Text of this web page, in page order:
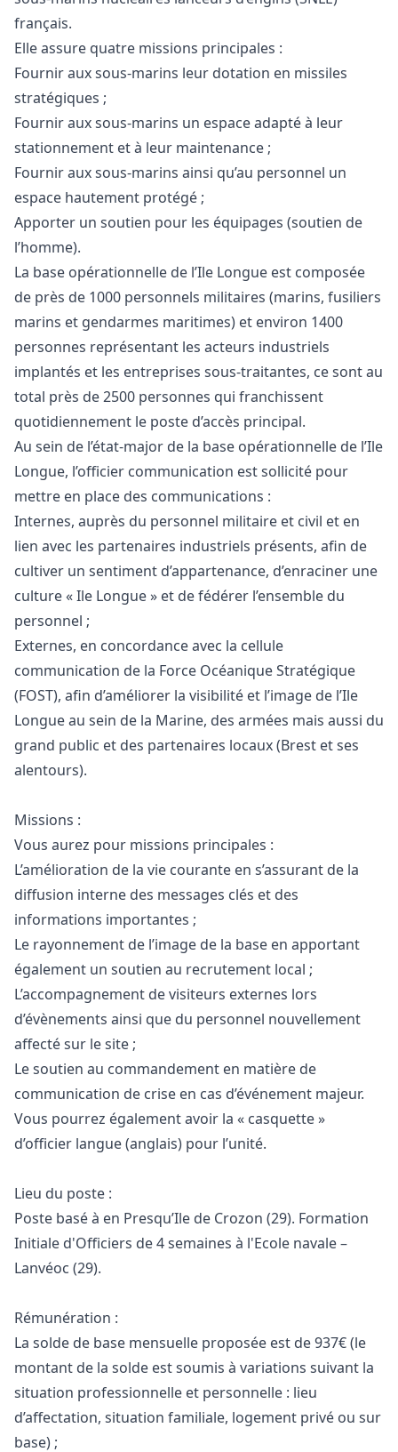
français.
Elle assure quatre missions principales :
Fournir aux sous-marins leur dotation en missiles
stratégiques ;
Fournir aux sous-marins un espace adapté à leur
stationnement et à leur maintenance ;
Fournir aux sous-marins ainsi qu’au personnel un
espace hautement protégé ;
Apporter un soutien pour les équipages (soutien de
l’homme).
La base opérationnelle de l’Ile Longue est composée
de près de 1000 personnels militaires (marins, fusiliers
marins et gendarmes maritimes) et environ 1400
personnes représentant les acteurs industriels
implantés et les entreprises sous-traitantes, ce sont au
total près de 2500 personnes qui franchissent
quotidiennement le poste d’accès principal.
Au sein de l’état-major de la base opérationnelle de l’Ile
Longue, l’officier communication est sollicité pour
mettre en place des communications :
Internes, auprès du personnel militaire et civil et en
lien avec les partenaires industriels présents, afin de
cultiver un sentiment d’appartenance, d’enraciner une
culture « Ile Longue » et de fédérer l’ensemble du
personnel ;
Externes, en concordance avec la cellule
communication de la Force Océanique Stratégique
(FOST), afin d’améliorer la visibilité et l’image de l’Ile
Longue au sein de la Marine, des armées mais aussi du
grand public et des partenaires locaux (Brest et ses
alentours).
Missions :
Vous aurez pour missions principales :
L’amélioration de la vie courante en s’assurant de la
diffusion interne des messages clés et des
informations importantes ;
Le rayonnement de l’image de la base en apportant
également un soutien au recrutement local ;
L’accompagnement de visiteurs externes lors
d’évènements ainsi que du personnel nouvellement
affecté sur le site ;
Le soutien au commandement en matière de
communication de crise en cas d’événement majeur.
Vous pourrez également avoir la « casquette »
d’officier langue (anglais) pour l’unité.
Lieu du poste :
Poste basé à en Presqu’Ile de Crozon (29). Formation
Initiale d'Officiers de 4 semaines à l'Ecole navale –
Lanvéoc (29).
Rémunération :
La solde de base mensuelle proposée est de 937€ (le
montant de la solde est soumis à variations suivant la
situation professionnelle et personnelle : lieu
d’affectation, situation familiale, logement privé ou sur
base) ;